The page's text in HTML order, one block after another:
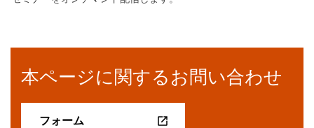
本ページに関するお問い合わせ
フォーム